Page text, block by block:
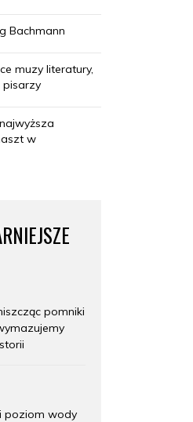
Bachmann
muzy literatury,
pisarzy
w
pomniki
poziom wody